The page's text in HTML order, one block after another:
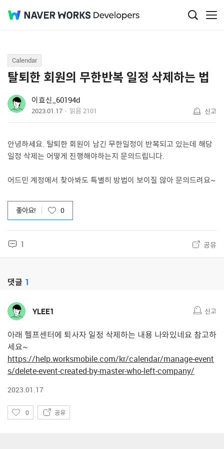
Q&A
Calendar
탈퇴한 회원의 무한반복 일정 삭제하는 법
이효신_60194d
2023.01.17 읽음 2101 신고
안녕하세요. 탈퇴한 회원이 남긴 무한일정이 반복되고 있는데 해당
일정 삭제는 어떻게 진행해야하는지 문의드립니다.
어드민 계정에서 찾아봐도 특별히 방법이 보이질 않아 문의드려요~
좋아요! 0
1 공유
댓글 1
YLEE1 신고
아래 헬프센터에 퇴사자 일정 삭제하는 내용 나와있네요 참고하
세요~
https://help.worksmobile.com/kr/calendar/manage-event
s/delete-event-created-by-master-who-left-company/
2023.01.17
좋
0 공유